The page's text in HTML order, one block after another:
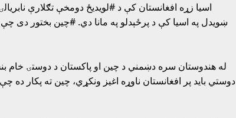
اسيا زړه افغانستان کې د #لويديځ دومخې تګلارې
ښويدل په اسيا کې د پرځېدلو په مانا دي. #چين بختور دى
له هندوستان سره دښمني د چين او پاکستان د دوستۍ خام
دوستي بايد پر افغانستان ناوړه اغيز ونکړي، چين ته پکار